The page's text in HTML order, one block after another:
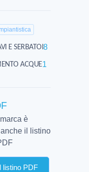
E SERBATOI 8
ACQUE1
è
il listino
listino PDF